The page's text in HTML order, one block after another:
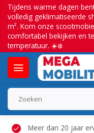
Tijdens warme dagen
volledig geklimatiseerde
m². Kom onze
comfortabel bekijken en
temperatuur. ☀️❄️
Meer dan 20 jaar